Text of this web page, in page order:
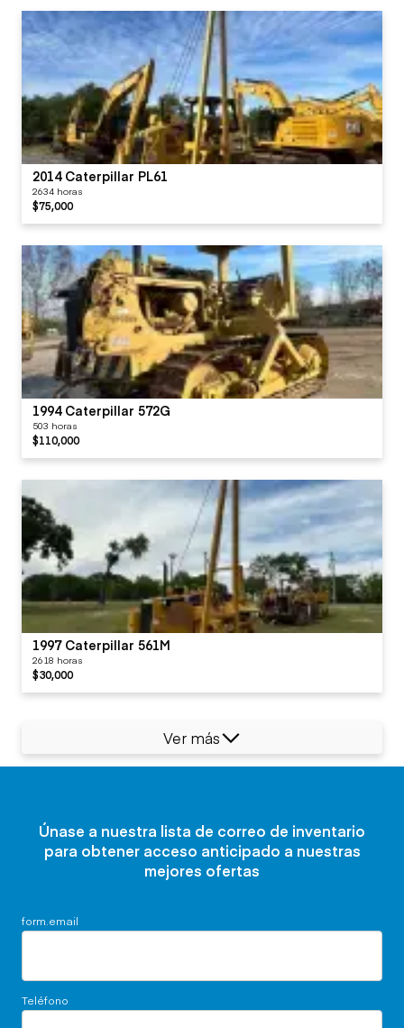
2014 Caterpillar PL61
2634 horas
$75,000
1994 Caterpillar 572G
503 horas
$110,000
1997 Caterpillar 561M
2618 horas
$30,000
Ver más
Únase a nuestra lista de correo de inventario
para obtener acceso anticipado a nuestras
mejores ofertas
form.email
Teléfono